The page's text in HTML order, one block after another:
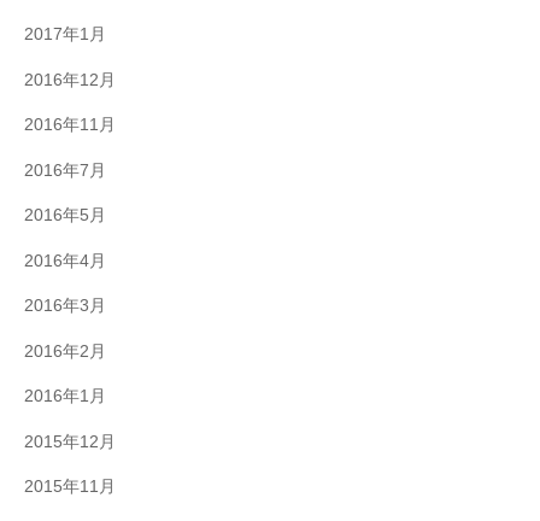
2017年1月
2016年12月
2016年11月
2016年7月
2016年5月
2016年4月
2016年3月
2016年2月
2016年1月
2015年12月
2015年11月